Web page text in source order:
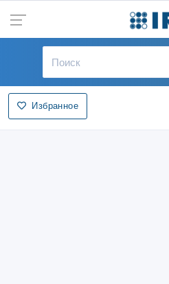
Избранное